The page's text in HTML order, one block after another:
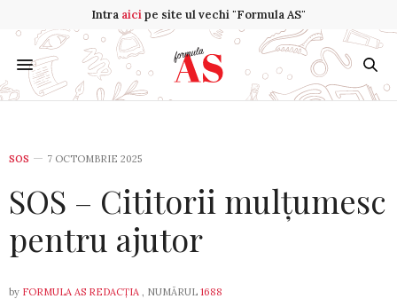
Intra aicipe site ul vechi "Formula AS"
SOS 7 OCTOMBRIE 2025
SOS – Cititorii mulțumesc
pentru ajutor
by FORMULA AS REDACȚIA , NUMĂRUL 1688